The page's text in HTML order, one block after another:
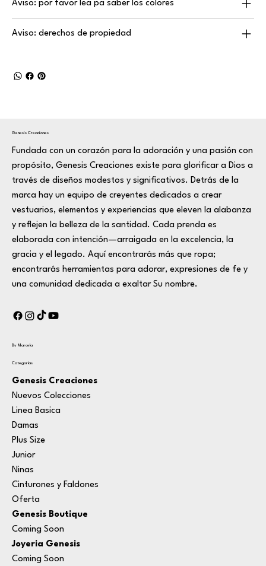
Aviso: por favor lea pa saber los colores
Aviso: derechos de propiedad
Genesis Creaciones
Fundada con un corazón para la adoración y una pasión con
propósito, Genesis Creaciones existe para glorificar a Dios a
través de diseños modestos y significativos. Detrás de la
marca hay un equipo de creyentes dedicados a crear
vestuarios, elementos y experiencias que eleven la alabanza
y reflejen la belleza de la santidad. Cada prenda es
elaborada con intención—arraigada en la excelencia, la
gracia y el legado. Aquí encontrarás más que ropa;
encontrarás herramientas para adorar, expresiones de fe y
una comunidad dedicada a exaltar Su nombre.
By Marcela
Categorías
Genesis Creaciones
Nuevos Colecciones
Linea Basica
Damas
Plus Size
Junior
Ninas
Cinturones y Faldones
Oferta
Genesis Boutique
Coming Soon
Joyeria Genesis
Coming Soon